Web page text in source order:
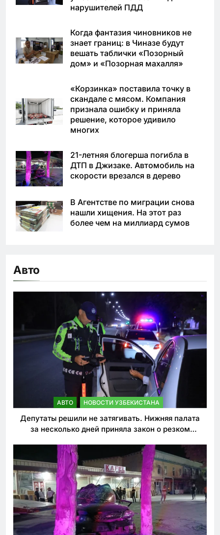
нарушителей ПДД
Когда фантазия чиновников не
знает границ: в Чиназе будут
вешать таблички «Позорный
дом» и «Позорная махалля»
«Корзинка» поставила точку в
скандале с мясом. Компания
признала ошибку и приняла
решение, которое удивило
многих
21-летняя блогерша погибла в
ДТП в Джизаке. Автомобиль на
скорости врезался в дерево
В Агентстве по миграции снова
нашли хищения. На этот раз
более чем на миллиард сумов
Авто
АВТО НОВОСТИ УЗБЕКИСТАНА
Депутаты решили не затягивать. Нижняя палата
за несколько дней приняла закон о резком